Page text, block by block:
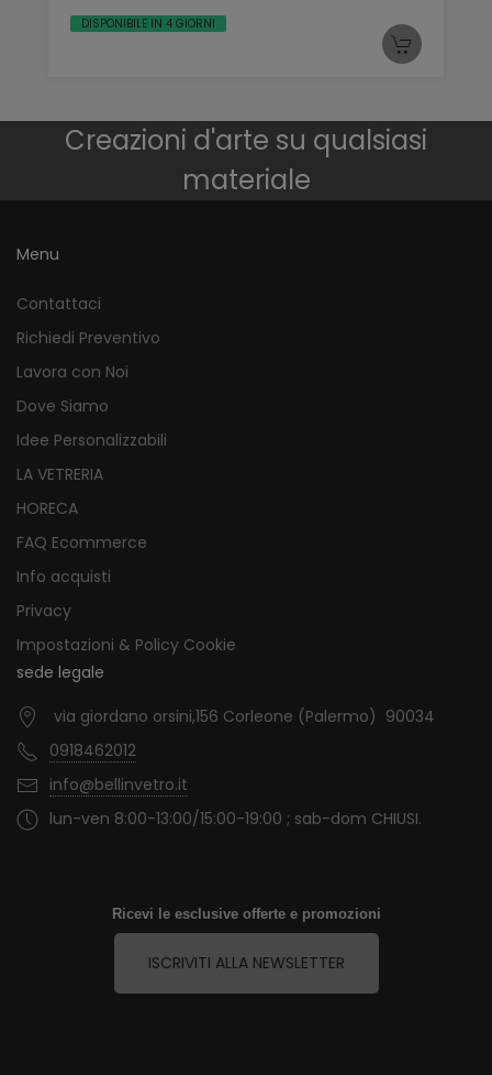
DISPONIBILE IN 4 GIORNI
Creazioni d'arte su qualsiasi
materiale
Menu
Contattaci
Richiedi Preventivo
Lavora con Noi
Dove Siamo
Idee Personalizzabili
LA VETRERIA
HORECA
FAQ Ecommerce
Info acquisti
Privacy
Impostazioni & Policy Cookie
sede legale
via giordano orsini,156 Corleone (Palermo) 90034
0918462012
info@bellinvetro.it
lun-ven 8:00-13:00/15:00-19:00 ; sab-dom CHIUSI.
Ricevi le esclusive offerte e promozioni
ISCRIVITI ALLA NEWSLETTER